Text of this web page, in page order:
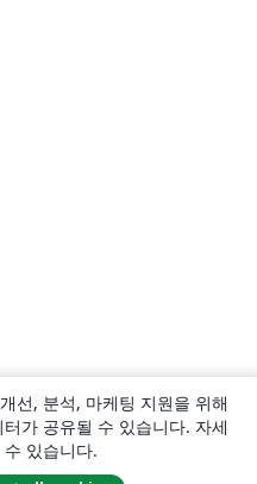
선, 분석, 마케팅 지원을 위해
가 공유될 수 있습니다. 자세
있습니다.